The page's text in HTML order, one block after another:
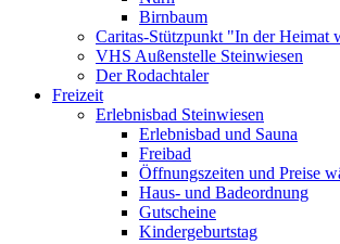
Birnbaum
Caritas-Stützpunkt "In der Heimat
VHS Außenstelle Steinwiesen
Der Rodachtaler
Freizeit
Erlebnisbad Steinwiesen
Erlebnisbad und Sauna
Freibad
Öffnungszeiten und Preise
Haus- und Badeordnung
Gutscheine
Kindergeburtstag